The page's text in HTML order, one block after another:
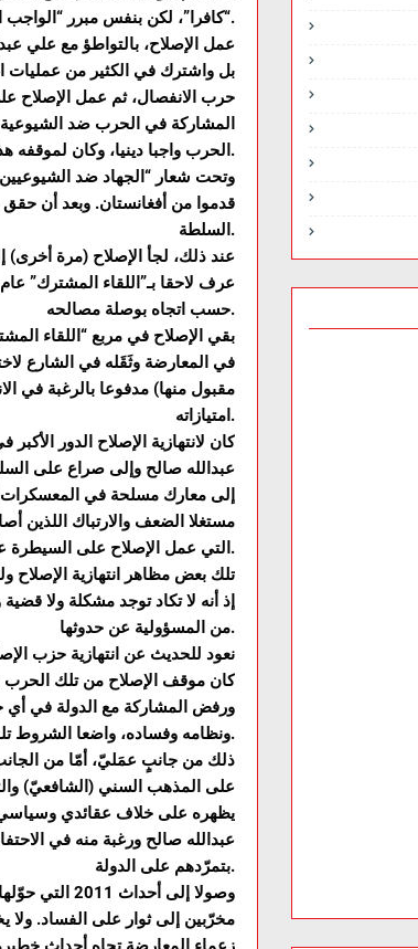
“كافرا”، لكن بنفس مبرر “الواجب الديني” اعتبر مشاركته في حكومة الائتلاف الثلاثي.
عمل الإصلاح، بالتواطؤ مع علي
حرب الانفصال، ثم عمل الإصلاح
المشاركة في الحرب ضد الشيوعية
الحرب واجبا دينيا، وكان لموقفه هذا بالغ الأثر على إخوتنا في الجنوب وبالتالي على تعقيد قضيتهم الجنوبية.
وتحت شعار “الجهاد ضد الشيوعيين
قدموا من أفغانستان. وبعد أن
السلطة.
عند ذلك، لجأ الإصلاح (مرة
حسب اتجاه بوصلة مصالحه.
في المعارضة وثَقَله في الشارع
مقبول منها) مدفوعا بالرغبة في
امتيازاته.
كان لانتهازية الإصلاح الدور
عبدالله صالح وإلى صراع على
إلى معارك مسلحة في المعسكرات
مستغلا الضعف والارتباك اللذين
التي عمل الإصلاح على السيطرة عليها بالتدريج.
تلك بعض مظاهر انتهازية
إذ أنه لا تكاد توجد مشكلة ولا
من المسؤولية عن حدوثها.
كان موقف الإصلاح من تلك الحرب
ورفض المشاركة مع الدولة في أي
ونظامه وفساده، واضعا الشروط تلو الشروط لضمان مصالحه فقط في حال قبوله المشاركة في الحرب.
ذلك من جانبٍ عمَليّ، أمّا من الجانب
على المذهب السني (الشافعيّ)
يظهره على خلاف عقائدي وسياسي
عبدالله صالح ورغبة منه في
بتمرّدهم على الدولة.
وصولا إلى
مخرّبين إلى ثوار على الفساد.